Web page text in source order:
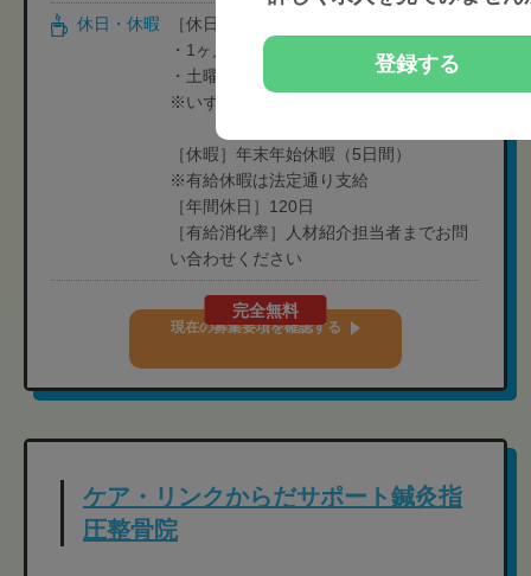
休日・休暇
［休日］月9日-11日休み
・1ヶ月単位のシフト制
・土曜営業店舗以外は、基本土日休み
※いずれは週6日営業日に変えていく
［休暇］年末年始休暇（5日間）
※有給休暇は法定通り支給
［年間休日］120日
［有給消化率］人材紹介担当者までお問
い合わせください
完全無料
現在の募集要項を確認する
ケア・リンクからだサポート鍼灸指
圧整骨院
登録する